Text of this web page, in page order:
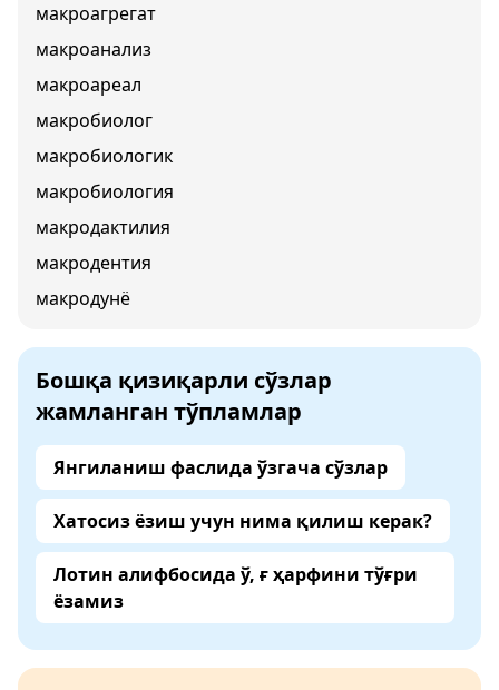
макроагрегат
макроанализ
макроареал
макробиолог
макробиологик
макробиология
макродактилия
макродентия
макродунё
Бошқа қизиқарли сўзлар
жамланган тўпламлар
Янгиланиш фаслида ўзгача сўзлар
Хатосиз ёзиш учун нима қилиш керак?
Лотин алифбосида ў, ғ ҳарфини тўғри
ёзамиз